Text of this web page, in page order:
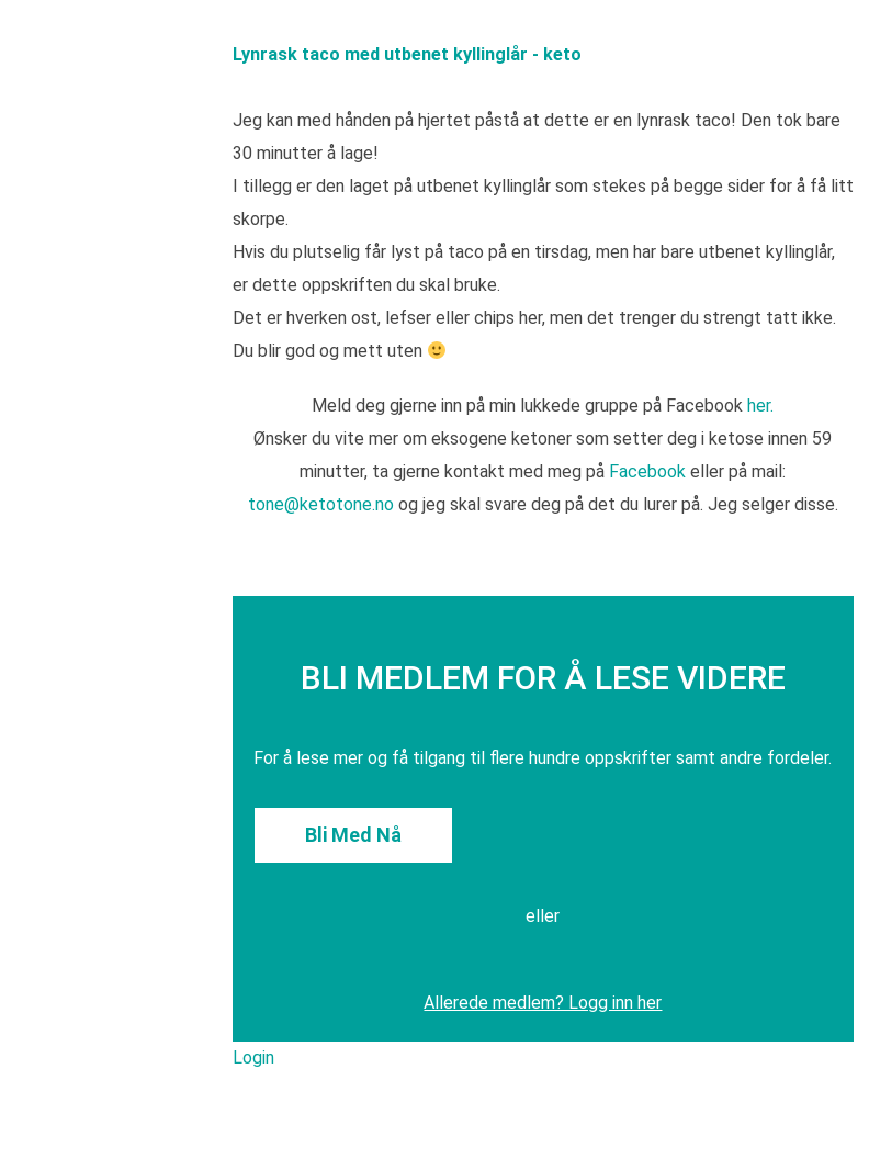
Lynrask taco med utbenet kyllinglår - keto
Jeg kan med hånden på hjertet påstå at dette er en lynrask taco! Den tok bare
30 minutter å lage!
I tillegg er den laget på utbenet kyllinglår som stekes på begge sider for å få litt
skorpe.
Hvis du plutselig får lyst på taco på en tirsdag, men har bare utbenet kyllinglår,
er dette oppskriften du skal bruke.
Det er hverken ost, lefser eller chips her, men det trenger du strengt tatt ikke.
Du blir god og mett uten
Meld deg gjerne inn på min lukkede gruppe på Facebook her.
Ønsker du vite mer om eksogene ketoner som setter deg i ketose innen 59
minutter, ta gjerne kontakt med meg på Facebook eller på mail:
tone@ketotone.noog jeg skal svare deg på det du lurer på. Jeg selger disse.
BLI MEDLEM FOR Å LESE VIDERE
For å lese mer og få tilgang til flere hundre oppskrifter samt andre fordeler.
Bli Med Nå
eller
Allerede medlem? Logg inn her
Login